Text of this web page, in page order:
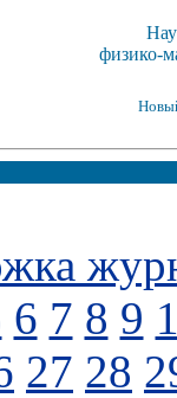
физико-
6 7 8 9
27 28